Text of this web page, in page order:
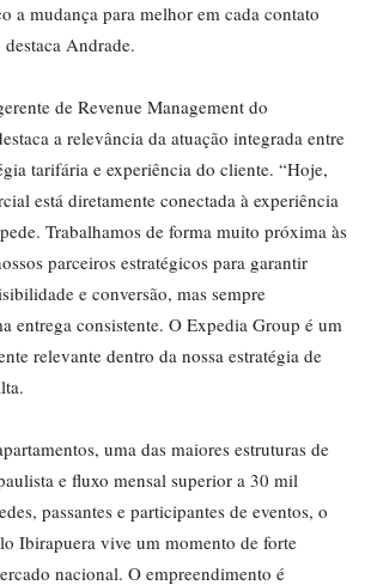
a mudança para melhor em cada contato
Andrade.
de Revenue Management do
a relevância da atuação integrada entre
tarifária e experiência do cliente. “Hoje,
está diretamente conectada à experiência
Trabalhamos de forma muito próxima às
parceiros estratégicos para garantir
e conversão, mas sempre
entrega consistente. O Expedia Group é um
relevante dentro da nossa estratégia de
uma das maiores estruturas de
e fluxo mensal superior a 30 mil
passantes e participantes de eventos, o
Ibirapuera vive um momento de forte
nacional. O empreendimento é